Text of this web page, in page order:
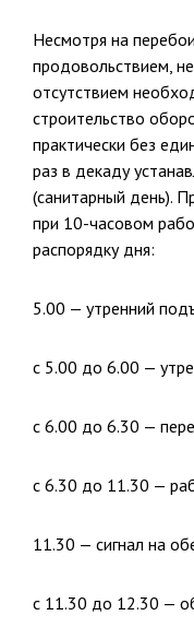
Несмотря на
продоволь­ствием,
отсутствием
строительство
практически без
раз в декаду
(санитарный день).
при 10-часовом
распорядку дня:
5.00 — утренний
с 5.00 до 6.00 —
с 6.00 до 6.30 —
с 6.30 до 11.30 —
11.30 — сигнал на
с 11.30 до 12.30 —